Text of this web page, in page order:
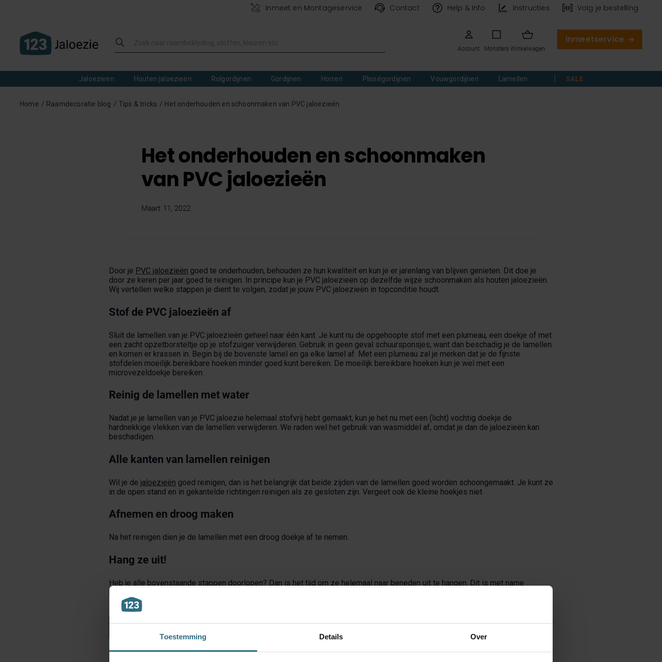
Toestemming Details Over
Inmeet en Montageservice Contact Help & Info Instructies Volg je bestelling
Account Monsters
Inmeetservice
Winkelwagen
Jaloezieën Houten jaloezieën Rolgordijnen Gordijnen Horren Plisségordijnen Vouwgordijnen Lamellen SALE
Home Raamdecoratie blog Tips & tricks Het onderhouden en schoonmaken van PVC jaloezieën
Het onderhouden en schoonmaken
van PVC jaloezieën
Maart 11, 2022
Door je PVC jaloezieën goed te onderhouden, behouden ze hun kwaliteit en kun je er jarenlang van blijven genieten. Dit doe je
door ze keren per jaar goed te reinigen. In principe kun je PVC jaloezieën op dezelfde wijze schoonmaken als houten jaloezieën.
Wij vertellen welke stappen je dient te volgen, zodat je jouw PVC jaloezieën in topconditie houdt.
Stof de PVC jaloezieën af
Sluit de lamellen van je PVC jaloezieën geheel naar één kant. Je kunt nu de opgehoopte stof met een plumeau, een doekje of met
een zacht opzetborsteltje op je stofzuiger verwijderen. Gebruik in geen geval schuursponsjes, want dan beschadig je de lamellen
en komen er krassen in. Begin bij de bovenste lamel en ga elke lamel af. Met een plumeau zal je merken dat je de fijnste
stofdelen moeilijk bereikbare hoeken minder goed kunt bereiken. De moeilijk bereikbare hoeken kun je wel met een
microvezeldoekje bereiken.
Reinig de lamellen met water
Nadat je je lamellen van je PVC jaloezie helemaal stofvrij hebt gemaakt, kun je het nu met een (licht) vochtig doekje de
hardnekkige vlekken van de lamellen verwijderen. We raden wel het gebruik van wasmiddel af, omdat je dan de jaloezieën kan
beschadigen.
Alle kanten van lamellen reinigen
Wil je de jaloezieën goed reinigen, dan is het belangrijk dat beide zijden van de lamellen goed worden schoongemaakt. Je kunt ze
in de open stand en in gekantelde richtingen reinigen als ze gesloten zijn. Vergeet ook de kleine hoekjes niet.
Afnemen en droog maken
Na het reinigen dien je de lamellen met een droog doekje af te nemen.
Hang ze uit!
Heb je alle bovenstaande stappen doorlopen? Dan is het tijd om ze helemaal naar beneden uit te hangen. Dit is met name
belangrijk om de lamellen echt goed te laten drogen.
Hierna zien ze er weer helemaal uit als nieuw en kun je weer genieten van je